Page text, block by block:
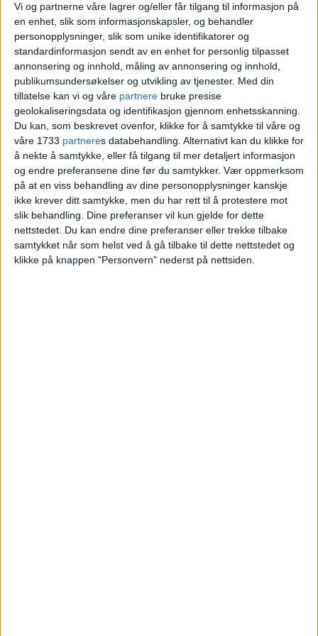
Vi og partnerne våre lagrer og/eller får tilgang til informasjon på
en enhet, slik som informasjonskapsler, og behandler
personopplysninger, slik som unike identifikatorer og
standardinformasjon sendt av en enhet for personlig tilpasset
annonsering og innhold, måling av annonsering og innhold,
publikumsundersøkelser og utvikling av tjenester. Med din
tillatelse kan vi og våre partnere bruke presise
geolokaliseringsdata og identifikasjon gjennom enhetsskanning.
Du kan, som beskrevet ovenfor, klikke for å samtykke til våre og
våre 1733 partneres databehandling. Alternativt kan du klikke for
å nekte å samtykke, eller få tilgang til mer detaljert informasjon
og endre preferansene dine før du samtykker. Vær oppmerksom
på at en viss behandling av dine personopplysninger kanskje
ikke krever ditt samtykke, men du har rett til å protestere mot
slik behandling. Dine preferanser vil kun gjelde for dette
nettstedet. Du kan endre dine preferanser eller trekke tilbake
samtykket når som helst ved å gå tilbake til dette nettstedet og
klikke på knappen "Personvern" nederst på nettsiden.
T-banen: Her møter du stengte
stasjoner og strekninger: –
Forstår frustrasjonen